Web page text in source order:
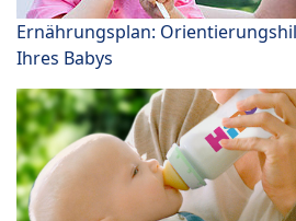
Ernährungsplan:
Ihres Babys